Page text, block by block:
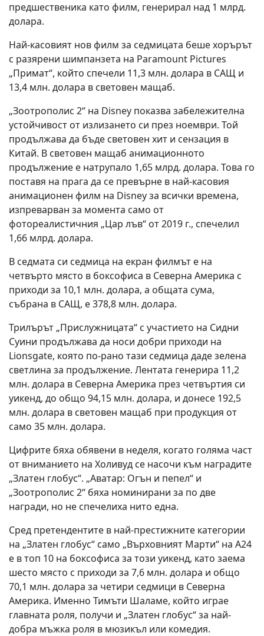
предшественика като филм, генерирал над 1 млрд.
долара.
Най-касовият нов филм за седмицата беше хорърът
с разярени шимпанзета на Paramount Pictures
„Примат“, който спечели 11,3 млн. долара в САЩ и
13,4 млн. долара в световен мащаб.
„Зоотрополис 2“ на Disney показва забележителна
устойчивост от излизането си през ноември. Той
продължава да бъде световен хит и сензация в
Китай. В световен мащаб анимационното
продължение е натрупало 1,65 млрд. долара. Това го
поставя на прага да се превърне в най-касовия
анимационен филм на Disney за всички времена,
изпреварван за момента само от
фотореалистичния „Цар лъв“ от 2019 г., спечелил
1,66 млрд. долара.
В седмата си седмица на екран филмът е на
четвърто място в боксофиса в Северна Америка с
приходи за 10,1 млн. долара, а общата сума,
събрана в САЩ, е 378,8 млн. долара.
Трилърът „Прислужницата“ с участието на Сидни
Суини продължава да носи добри приходи на
Lionsgate, която по-рано тази седмица даде зелена
светлина за продължение. Лентата генерира 11,2
млн. долара в Северна Америка през четвъртия си
уикенд, до общо 94,15 млн. долара, и донесе 192,5
млн. долара в световен мащаб при продукция от
само 35 млн. долара.
Цифрите бяха обявени в неделя, когато голяма част
от вниманието на Холивуд се насочи към наградите
„Златен глобус“. „Аватар: Огън и пепел“ и
„Зоотрополис 2“ бяха номинирани за по две
награди, но не спечелиха нито една.
Сред претендентите в най-престижните категории
на „Златен глобус“ само „Върховният Марти“ на A24
е в топ 10 на боксофиса за този уикенд, като заема
шесто място с приходи за 7,6 млн. долара и общо
70,1 млн. долара за четири седмици в Северна
Америка. Именно Тимъти Шаламе, който играе
главната роля, получи и „Златен глобус“ за най-
добра мъжка роля в мюзикъл или комедия.